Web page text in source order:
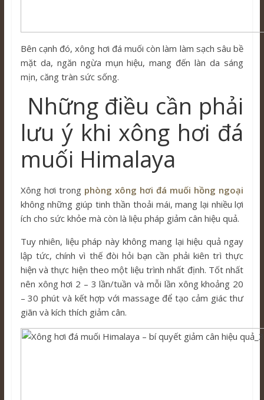
Bên cạnh đó, xông hơi đá muối còn làm làm sạch sâu bề
mặt da, ngăn ngừa mụn hiệu, mang đến làn da sáng
mịn, căng tràn sức sống.
Những điều cần phải
lưu ý khi xông hơi đá
muối Himalaya
Xông hơi trong phòng xông hơi đá muối hồng ngoại
không những giúp tinh thần thoải mái, mang lại nhiều lợi
ích cho sức khỏe mà còn là liệu pháp giảm cân hiệu quả.
Tuy nhiên, liệu pháp này không mang lại hiệu quả ngay
lập tức, chính vì thế đòi hỏi bạn cần phải kiên trì thực
hiện và thực hiện theo một liệu trình nhất định. Tốt nhất
nên xông hơi 2 – 3 lần/tuần và mỗi lần xông khoảng 20
– 30 phút và kết hợp với massage để tạo cảm giác thư
giãn và kích thích giảm cân.